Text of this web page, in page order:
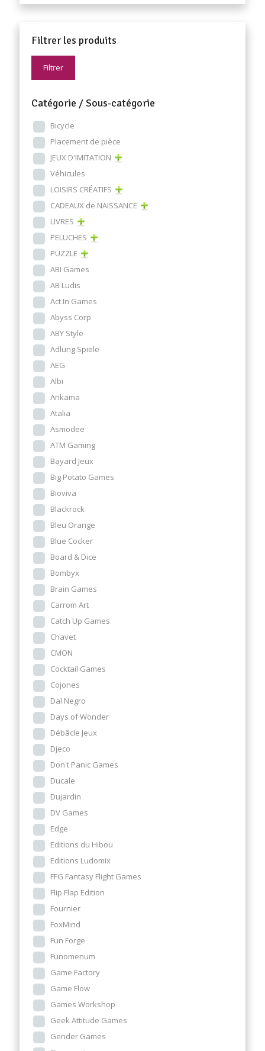
Filtrer les produits
Filtrer
Catégorie / Sous-catégorie
Bicycle
Placement de pièce
JEUX D'IMITATION
Véhicules
LOISIRS CRÉATIFS
CADEAUX de NAISSANCE
LIVRES
PELUCHES
PUZZLE
ABI Games
AB Ludis
Act In Games
Abyss Corp
ABY Style
Adlung Spiele
AEG
Albi
Ankama
Atalia
Asmodee
ATM Gaming
Bayard Jeux
Big Potato Games
Bioviva
Blackrock
Bleu Orange
Blue Cocker
Board & Dice
Bombyx
Brain Games
Carrom Art
Catch Up Games
Chavet
CMON
Cocktail Games
Cojones
Dal Negro
Days of Wonder
Débâcle Jeux
Djeco
Don't Panic Games
Ducale
Dujardin
DV Games
Edge
Editions du Hibou
Editions Ludomix
FFG Fantasy Flight Games
Flip Flap Edition
Fournier
FoxMind
Fun Forge
Funomenum
Game Factory
Game Flow
Games Workshop
Geek Attitude Games
Gender Games